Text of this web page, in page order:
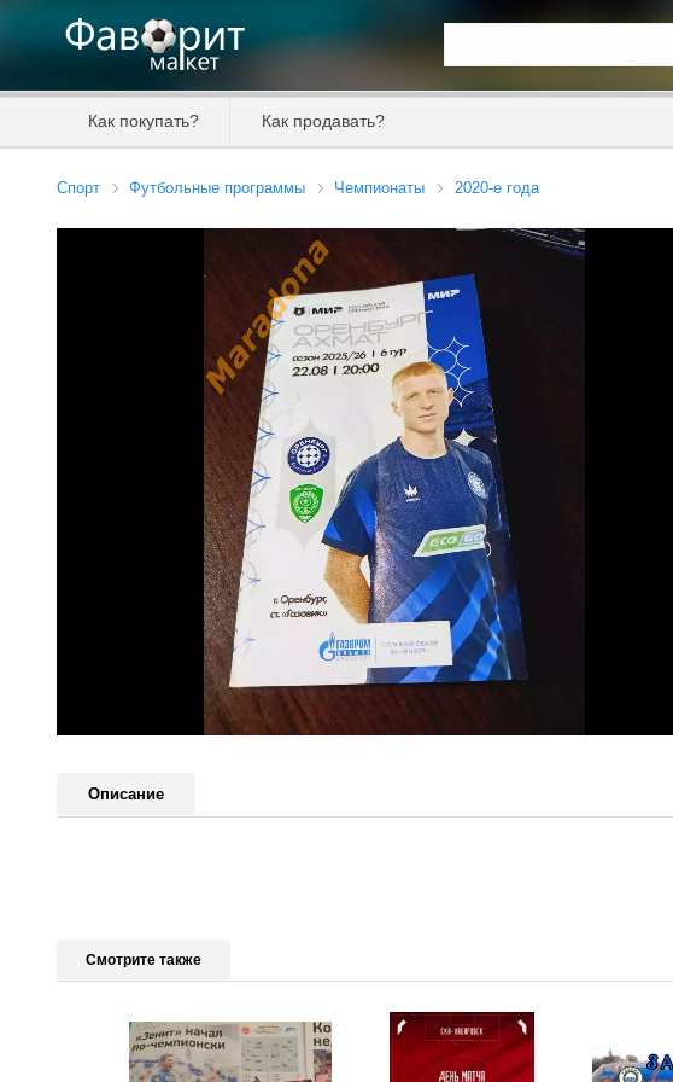
Как покупать? Как продавать?
Спорт Футбольные программы Чемпионаты 2020-е года
Описание
Смотрите также